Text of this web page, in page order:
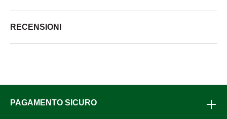
RECENSIONI
PAGAMENTO SICURO